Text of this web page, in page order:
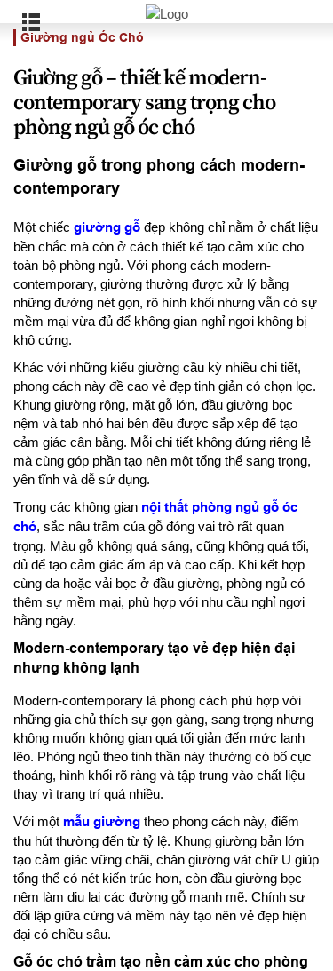
Giường ngủ Óc Chó
Giường gỗ – thiết kế modern-
contemporary sang trọng cho
phòng ngủ gỗ óc chó
Giường gỗ trong phong cách modern-
contemporary
Một chiếc giường gỗ đẹp không chỉ nằm ở chất liệu
bền chắc mà còn ở cách thiết kế tạo cảm xúc cho
toàn bộ phòng ngủ. Với phong cách modern-
contemporary, giường thường được xử lý bằng
những đường nét gọn, rõ hình khối nhưng vẫn có sự
mềm mại vừa đủ để không gian nghỉ ngơi không bị
khô cứng.
Khác với những kiểu giường cầu kỳ nhiều chi tiết,
phong cách này đề cao vẻ đẹp tinh giản có chọn lọc.
Khung giường rộng, mặt gỗ lớn, đầu giường bọc
nệm và tab nhỏ hai bên đều được sắp xếp để tạo
cảm giác cân bằng. Mỗi chi tiết không đứng riêng lẻ
mà cùng góp phần tạo nên một tổng thể sang trọng,
yên tĩnh và dễ sử dụng.
Trong các không gian nội thất phòng ngủ gỗ óc
chó, sắc nâu trầm của gỗ đóng vai trò rất quan
trọng. Màu gỗ không quá sáng, cũng không quá tối,
đủ để tạo cảm giác ấm áp và cao cấp. Khi kết hợp
cùng da hoặc vải bọc ở đầu giường, phòng ngủ có
thêm sự mềm mại, phù hợp với nhu cầu nghỉ ngơi
hằng ngày.
Modern-contemporary tạo vẻ đẹp hiện đại
nhưng không lạnh
Modern-contemporary là phong cách phù hợp với
những gia chủ thích sự gọn gàng, sang trọng nhưng
không muốn không gian quá tối giản đến mức lạnh
lẽo. Phòng ngủ theo tinh thần này thường có bố cục
thoáng, hình khối rõ ràng và tập trung vào chất liệu
thay vì trang trí quá nhiều.
Với một mẫu giường theo phong cách này, điểm
thu hút thường đến từ tỷ lệ. Khung giường bản lớn
tạo cảm giác vững chãi, chân giường vát chữ U giúp
tổng thể có nét kiến trúc hơn, còn đầu giường bọc
nệm làm dịu lại các đường gỗ mạnh mẽ. Chính sự
đối lập giữa cứng và mềm này tạo nên vẻ đẹp hiện
đại có chiều sâu.
Gỗ óc chó trầm tạo nền cảm xúc cho phòng